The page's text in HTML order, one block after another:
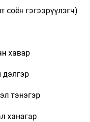
соён гэгээрүүлэгч)
хавар
тэнэгэр
ханагар